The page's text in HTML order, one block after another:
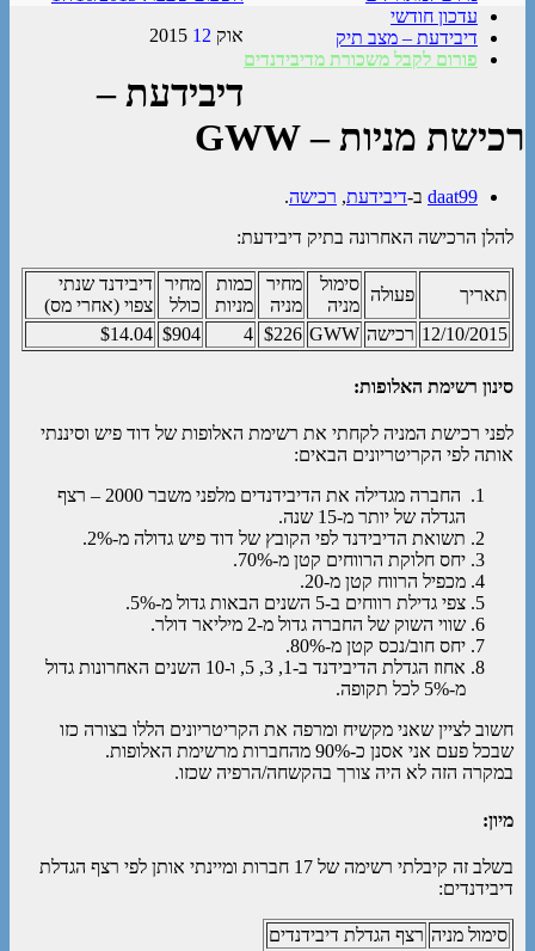
עדכון חודשי
דיבידעת – מצב תיק
פורום לקבל משכורת מדיבידנדים
אוק 12
2015
דיבידעת –
רכישת מניות – GWW
daat99 ב-דיבידעת, רכישה.
להלן הרכישה האחרונה בתיק דיבידעת:
תאריך פעולה
סימול
מניה
מחיר
מניה
כמות
מניות
מחיר
כולל
דיבידנד שנתי
צפוי (אחרי מס)
12/10/2015 רכישה GWW
$226
4
$904
$14.04
סינון רשימת האלופות:
לפני רכישת המניה לקחתי את רשימת האלופות של דוד פיש וסיננתי
אותה לפי הקריטריונים הבאים:
החברה מגדילה את הדיבידנדים מלפני משבר 2000 – רצף
הגדלה של יותר מ-15 שנה.
תשואת הדיבידנד לפי הקובץ של דוד פיש גדולה מ-2%.
יחס חלוקת הרווחים קטן מ-70%.
מכפיל הרווח קטן מ-20.
צפי גדילת רווחים ב-5 השנים הבאות גדול מ-5%.
שווי השוק של החברה גדול מ-2 מיליאר דולר.
יחס חוב/נכס קטן מ-80%.
אחוז הגדלת הדיבידנד ב-1, 3, 5, ו-10 השנים האחרונות גדול
מ-5% לכל תקופה.
חשוב לציין שאני מקשיח ומרפה את הקריטריונים הללו בצורה כזו
שבכל פעם אני אסנן כ-90% מהחברות מרשימת האלופות.
במקרה הזה לא היה צורך בהקשחה/הרפיה שכזו.
מיון:
בשלב זה קיבלתי רשימה של 17 חברות ומיינתי אותן לפי רצף הגדלת
דיבידנדים:
סימול מניה רצף הגדלת דיבידנדים